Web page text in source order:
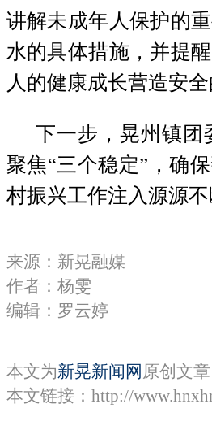
讲解未成年人保护的
水的具体措施，并提
人的健康成长营造安
下一步，晃州镇团
聚焦“三个稳定”，确
村振兴工作注入源源
来源：新晃融媒
作者：杨雯
编辑：罗云婷
本文为新晃新闻网 原创文
本文链接： http://